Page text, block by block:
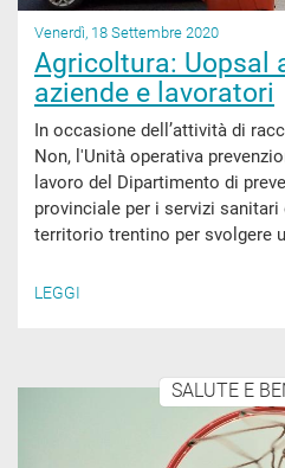
Venerdì, 18 Settembre 2020
Agricoltura: Uopsal
aziende e lavoratori
In occasione dell’attività di
Non, l'Unità operativa
lavoro del Dipartimento di
provinciale per i servizi sanitari
territorio trentino per svolgere
LEGGI
SALUTE E